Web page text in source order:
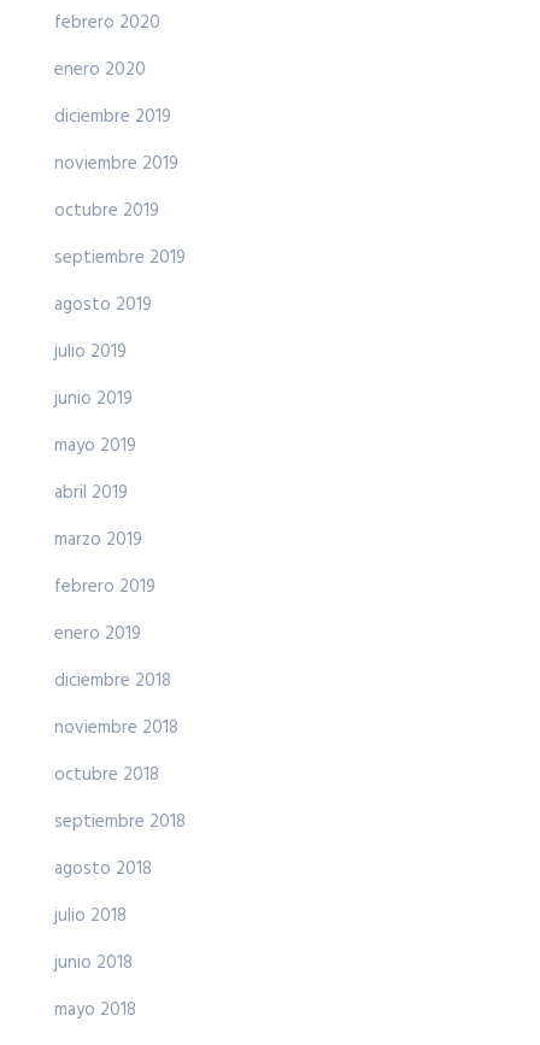
febrero 2020
enero 2020
diciembre 2019
noviembre 2019
octubre 2019
septiembre 2019
agosto 2019
julio 2019
junio 2019
mayo 2019
abril 2019
marzo 2019
febrero 2019
enero 2019
diciembre 2018
noviembre 2018
octubre 2018
septiembre 2018
agosto 2018
julio 2018
junio 2018
mayo 2018